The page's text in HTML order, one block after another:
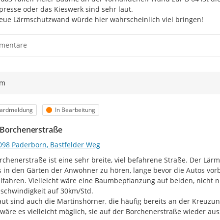
der E-Mail-Adresse ist dabei
beschriebenen Zweck.
Die Eingaben werden
Überprüfung des
werden sowohl Träger
zum Entwurf gebeten. Die
finden Sie im
Verkehr des Landes Nordrhein-
Lärmkarten der 4. Runde für
Haupteisenbahnstrecken des
Kartendienste von GeoPortal.EBA
oder das Kieswerk sind sehr laut.
Lärmschutzwand würde hier wahrscheinlich viel bringen!
Status
In Bearbeitung
Paderborn, Bastfelder Weg
ist eine sehr breite, viel befahrene Straße. Der
in den Gärten der Anwohner zu hören, lange bevor die Autos
Vielleicht wäre eine Baumbepflanzung auf beiden, nicht
auf 30km/Std.
sind auch die Martinshörner, die häufig bereits an der
es vielleicht möglich, sie auf der Borchenerstraße wieder